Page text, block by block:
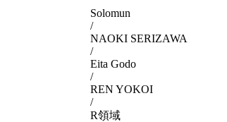
Solomun
/
NAOKI SERIZAWA
/
Eita Godo
/
REN YOKOI
/
R領域